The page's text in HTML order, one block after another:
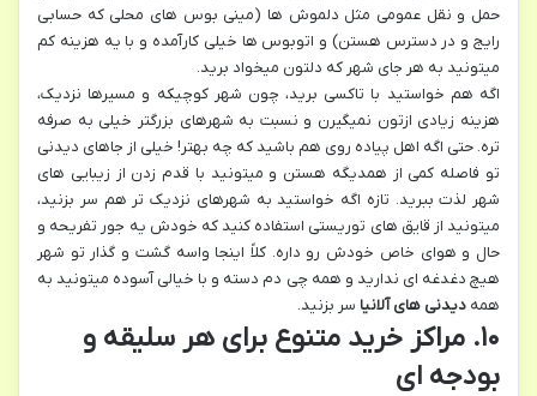
حمل و نقل عمومی مثل دلموش ها (مینی بوس های محلی که حسابی
رایج و در دسترس هستن) و اتوبوس ها خیلی کارآمده و با یه هزینه کم
میتونید به هر جای شهر که دلتون میخواد برید.
اگه هم خواستید با تاکسی برید، چون شهر کوچیکه و مسیرها نزدیک،
هزینه زیادی ازتون نمیگیرن و نسبت به شهرهای بزرگتر خیلی به صرفه
تره. حتی اگه اهل پیاده روی هم باشید که چه بهتر! خیلی از جاهای دیدنی
تو فاصله کمی از همدیگه هستن و میتونید با قدم زدن از زیبایی های
شهر لذت ببرید. تازه اگه خواستید به شهرهای نزدیک تر هم سر بزنید،
میتونید از قایق های توریستی استفاده کنید که خودش یه جور تفریحه و
حال و هوای خاص خودش رو داره. کلاً اینجا واسه گشت و گذار تو شهر
هیچ دغدغه ای ندارید و همه چی دم دسته و با خیالی آسوده میتونید به
همه دیدنی های آلانیا سر بزنید.
۱۰. مراکز خرید متنوع برای هر سلیقه و
بودجه ای